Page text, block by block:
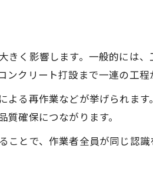
く影響します。一般的には
クリート打設まで一連の工程
る再作業などが挙げられま
確保につながります。
とで、作業者全員が同じ認識